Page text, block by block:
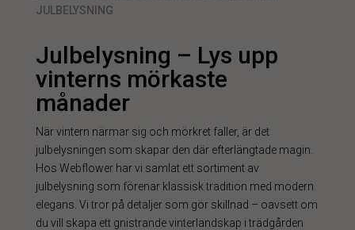
JULBELYSNING
Julbelysning – Lys upp
vinterns mörkaste
månader
När vintern närmar sig och mörkret faller, är det
julbelysningen som skapar den där efterlängtade magin.
Hos Webflower har vi samlat ett sortiment av
julbelysning som förenar klassisk tradition med modern
elegans. Vi tror på detaljer som gör skillnad – oavsett om
du vill skapa ett gnistrande vinterlandskap i trädgården